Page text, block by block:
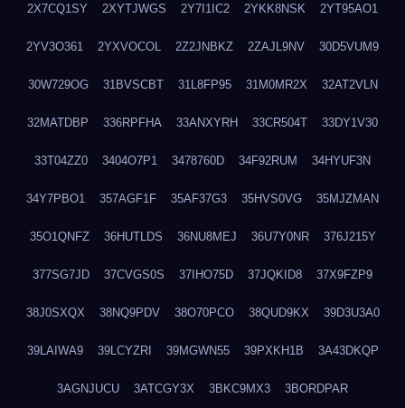
2X7CQ1SY 2XYTJWGS 2Y7I1IC2 2YKK8NSK 2YT95AO1
2YV3O361 2YXVOCOL 2Z2JNBKZ 2ZAJL9NV 30D5VUM9
30W729OG 31BVSCBT 31L8FP95 31M0MR2X 32AT2VLN
32MATDBP 336RPFHA 33ANXYRH 33CR504T 33DY1V30
33T04ZZ0 3404O7P1 3478760D 34F92RUM 34HYUF3N
34Y7PBO1 357AGF1F 35AF37G3 35HVS0VG 35MJZMAN
35O1QNFZ 36HUTLDS 36NU8MEJ 36U7Y0NR 376J215Y
377SG7JD 37CVGS0S 37IHO75D 37JQKID8 37X9FZP9
38J0SXQX 38NQ9PDV 38O70PCO 38QUD9KX 39D3U3A0
39LAIWA9 39LCYZRI 39MGWN55 39PXKH1B 3A43DKQP
3AGNJUCU 3ATCGY3X 3BKC9MX3 3BORDPAR